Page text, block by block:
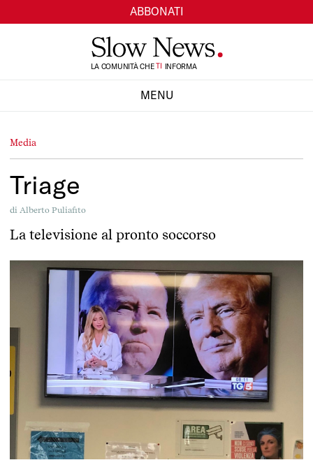
ABBONATI
LA COMUNITÀ CHETI INFORMA
MENU
Media
Triage
di Alberto Puliafito
La televisione al pronto soccorso